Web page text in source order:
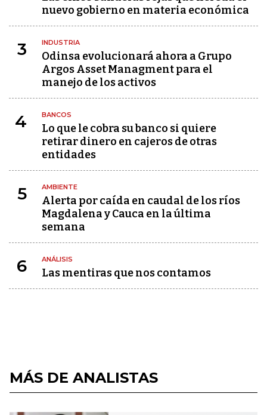
nuevo gobierno en materia económica
3 INDUSTRIA
Odinsa evolucionará ahora a Grupo
Argos Asset Managment para el
manejo de los activos
4 BANCOS
Lo que le cobra su banco si quiere
retirar dinero en cajeros de otras
entidades
5 AMBIENTE
Alerta por caída en caudal de los ríos
Magdalena y Cauca en la última
semana
6 ANÁLISIS
Las mentiras que nos contamos
MÁS DE ANALISTAS